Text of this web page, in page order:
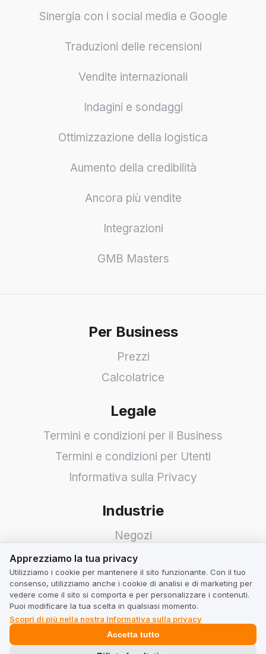
Sinergia con i social media e Google
Traduzioni delle recensioni
Vendite internazionali
Indagini e sondaggi
Ottimizzazione della logistica
Aumento della credibilità
Ancora più vendite
Integrazioni
GMB Masters
Per Business
Prezzi
Calcolatrice
Legale
Termini e condizioni per il Business
Termini e condizioni per Utenti
Informativa sulla Privacy
Industrie
Negozi
Servizi
Hotel
Ristoranti
Trova un'azienda
Apprezziamo la tua privacy
Utilizziamo i cookie per mantenere il sito funzionante. Con il tuo
consenso, utilizziamo anche i cookie di analisi e di marketing per
vedere come il sito si comporta e per personalizzare i contenuti.
Puoi modificare la tua scelta in qualsiasi momento.
Scopri di più nella nostra Informativa sulla privacy
Accetta tutto